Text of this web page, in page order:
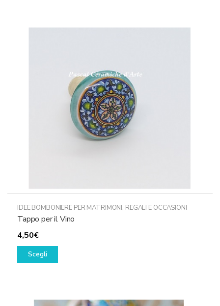
IDEE BOMBONIERE PER MATRIMONI, REGALI E OCCASIONI
Tappo per il Vino
4,50€
Scegli
Questo